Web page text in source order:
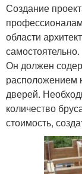
Создание
области
самостоятельно.
Он должен
расположением
дверей.
количество
стоимость,